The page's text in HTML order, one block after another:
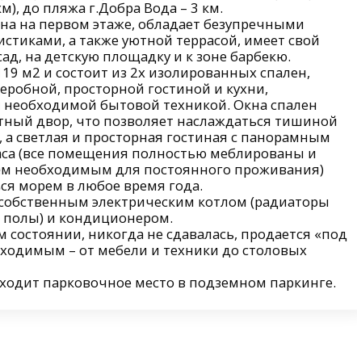
до пляжа г.Добра Вода – 3 км.
на первом этаже, обладает безупречными
а также уютной террасой, имеет свой
на детскую площадку и к зоне барбекю.
м2 и состоит из 2х изолированных спален,
просторной гостиной и кухни,
бытовой техникой. Окна спален
двор, что позволяет наслаждаться тишиной
а светлая и просторная гостиная с панорамным
(все помещения полностью меблированы и
необходимым для постоянного проживания)
морем в любое время года.
электрическим котлом (радиаторы
и кондиционером.
состоянии, никогда не сдавалась, продается «под
– от мебели и техники до столовых
парковочное место в подземном паркинге.